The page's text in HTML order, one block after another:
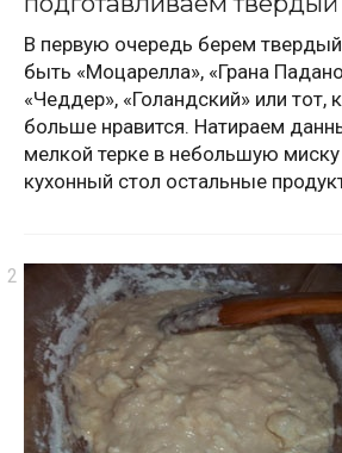
В первую очередь берем
быть «Моцарелла», «Грана
«Чеддер», «Голандский» или тот,
больше нравится. Натираем
мелкой терке в небольшую миску
кухонный стол остальные